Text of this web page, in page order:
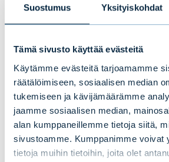
Suostumus Yksityiskohdat
Tämä sivusto käyttää evästeitä
Käytämme evästeitä tarjoamamme
räätälöimiseen, sosiaalisen median
tukemiseen ja kävijämäärämme
jaamme sosiaalisen median,
alan kumppaneillemme tietoja siitä,
sivustoamme. Kumppanimme voivat
tietoja muihin tietoihin, joita olet
vuosipuoliskolla